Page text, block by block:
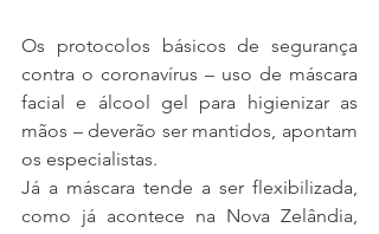
Os protocolos básicos de segurança
contra o coronavírus – uso de máscara
facial e álcool gel para higienizar as
mãos – deverão ser mantidos, apontam
os especialistas.
Já a máscara tende a ser flexibilizada,
como já acontece na Nova Zelândia,